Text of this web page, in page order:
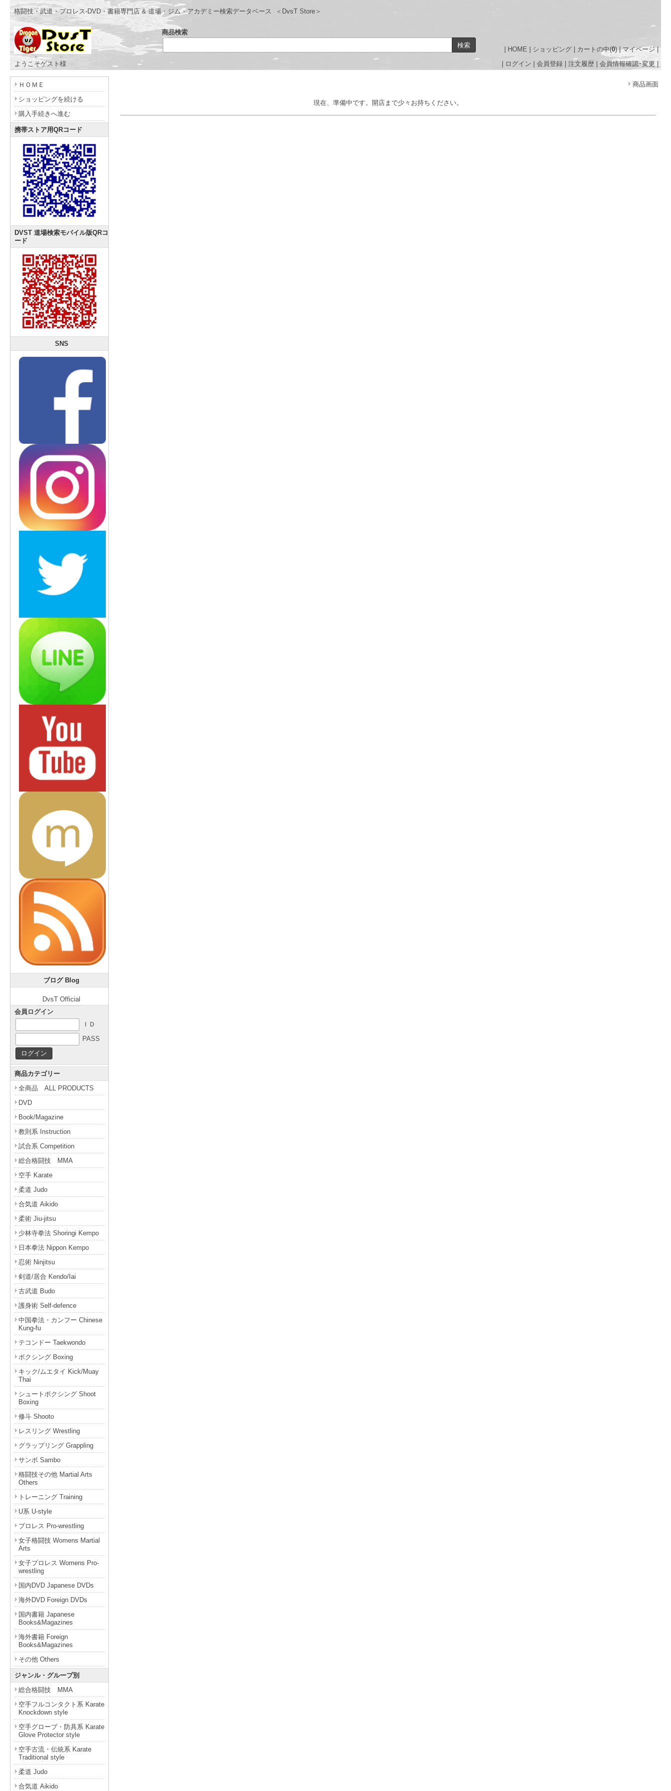
格闘技・武道・プロレス-DVD・書籍専門店 & 道場・ジム・アカデミー検索データベース ＜DvsT Store＞
HOME ショッピング カートの中(0)|マイページ|
- www.dragonvstiger.com -
商品検索
ようこそゲスト様 ログイン 会員登録 注文履歴 会員情報確認･変更
商品画面
現在、準備中です。開店まで少々お持ちください。
ＨＯＭＥ
ショッピングを続ける
購入手続きへ進む
携帯ストア用QRコード
DVST 道場検索モバイル版QRコ
ード
SNS
ブログ Blog
DvsT Official
会員ログイン
ＩＤ
PASS
商品カテゴリー
全商品 ALL PRODUCTS
DVD
Book/Magazine
教則系 Instruction
試合系 Competition
総合格闘技 MMA
空手 Karate
柔道 Judo
合気道 Aikido
柔術 Jiu-jitsu
少林寺拳法 Shoringi Kempo
日本拳法 Nippon Kempo
忍術 Ninjitsu
剣道/居合 Kendo/Iai
古武道 Budo
護身術 Self-defence
中国拳法・カンフー Chinese
Kung-fu
テコンドー Taekwondo
ボクシング Boxing
キック/ムエタイ Kick/Muay
Thai
シュートボクシング Shoot
Boxing
修斗 Shooto
レスリング Wrestling
グラップリング Grappling
サンボ Sambo
格闘技その他 Martial Arts
Others
トレーニング Training
U系 U-style
プロレス Pro-wrestling
女子格闘技 Womens Martial
Arts
女子プロレス Womens Pro-
wrestling
国内DVD Japanese DVDs
海外DVD Foreign DVDs
国内書籍 Japanese
Books&Magazines
海外書籍 Foreign
Books&Magazines
その他 Others
ジャンル・グループ別
総合格闘技 MMA
空手フルコンタクト系 Karate
Knockdown style
空手グローブ・防具系 Karate
Glove Protector style
空手古流・伝統系 Karate
Traditional style
柔道 Judo
合気道 Aikido